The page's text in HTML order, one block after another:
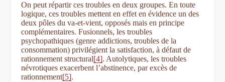
On peut répartir ces troubles en deux groupes. En toute
logique, ces troubles mettent en effet en évidence un des
deux pôles du va-et-vient, opposés mais en principe
complémentaires. Fusionnels, les troubles
psychopathiques (genre addictions, troubles de la
consommation) privilégient la satisfaction, à défaut de
rationnement structural[4]. Autolytiques, les troubles
névrotiques exacerbent l’abstinence, par excès de
rationnement[5].